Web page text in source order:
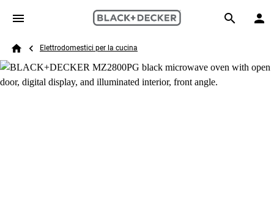
Skip to main content
Search
Breadcrumb
Elettrodomestici per la cucina